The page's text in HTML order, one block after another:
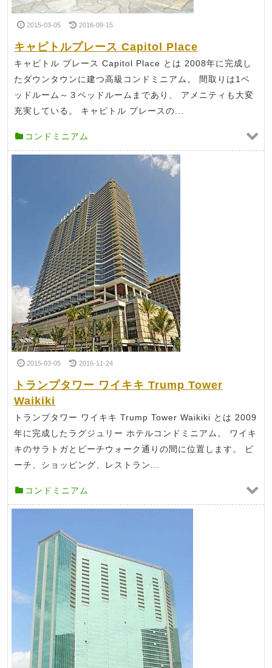
2015-03-05 2016-09-15
キャピトルプレース Capitol Place
キャピトル プレース Capitol Place とは 2008年に完成し
たダウンタウンに建つ高級コンドミニアム。 間取りは1ベ
ッドルーム～３ベッドルームまであり、 アメニティも大変
充実している。 キャピトル プレースの...
コンドミニアム
2015-03-05 2016-11-24
トランプタワー ワイキキ Trump Tower
Waikiki
トランプタワー ワイキキ Trump Tower Waikiki とは 2009
年に完成したラグジュリー ホテルコンドミニアム。 ワイキ
キのサラトガとビーチウォーク通りの間に位置します。 ビ
ーチ、ショッピング、レストラン...
コンドミニアム